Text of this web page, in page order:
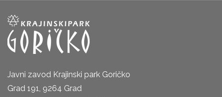
Javni zavod Krajinski park Goričko
Grad 191, 9264 Grad